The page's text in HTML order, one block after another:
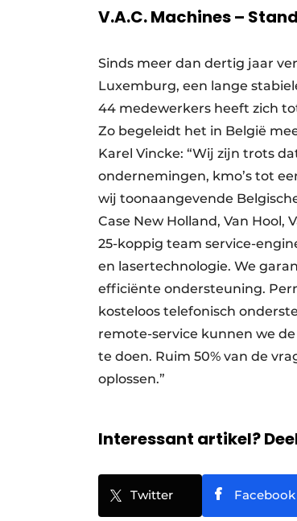
V.A.C. Machines–
Sinds meer dan dertig jaar
Luxemburg, een lange
44 medewerkers heeft zich
Zo begeleidt het in België
Karel Vincke: “Wij zijn trots
ondernemingen, kmo’s tot
wij toonaangevende
Case New Holland, Van Hool,
25-koppig team service-
en lasertechnologie. We
efficiënte ondersteuning.
kosteloos telefonisch
remote-service kunnen we
te doen. Ruim 50% van de
oplossen.”
Interessant artikel?
Twitter Facebook